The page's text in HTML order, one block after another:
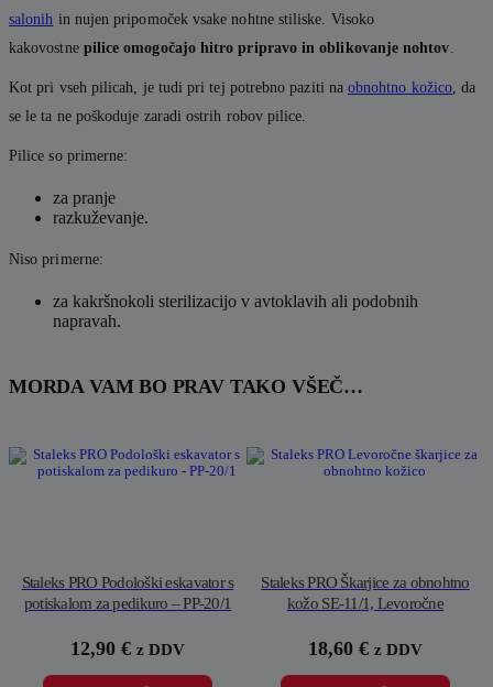
salonih in nujen pripomoček vsake nohtne stiliske. Visoko
kakovostne pilice omogočajo hitro pripravo in oblikovanje nohtov
Kot pri vseh pilicah, je tudi pri tej potrebno paziti na obnohtno kožico , da
se le ta ne poškoduje zaradi ostrih robov pilice.
Pilice so primerne:
za pranje
razkuževanje.
Niso primerne:
za kakršnokoli sterilizacijo v avtoklavih ali podobnih
napravah.
MORDA VAM BO PRAV TAKO VŠEČ…
Staleks PRO Podološki eskavator s
potiskalom za pedikuro – PP-20/1
12,90 € z DDV
Staleks PRO Škarjice za obnohtno
kožo SE-11/1, Levoročne
18,60 € z DDV